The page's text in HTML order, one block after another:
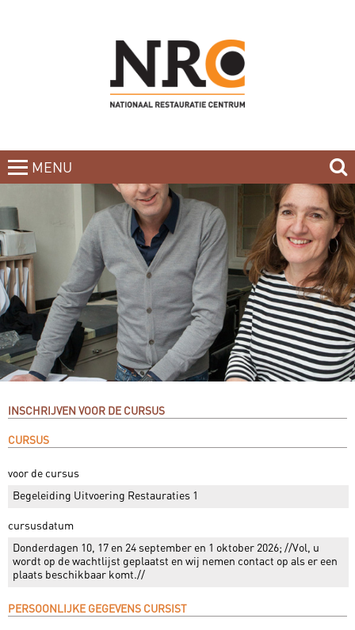
MENU
CLOSE
CURSUSAANBOD
BOEKEN
OVER DE DOCENTEN
INCOMPANY-CURSUS
BLOG
NIEUWSBRIEF
CONTACT
OVER ONS
PARTNERS
INSCHRIJVEN VOOR DE CURSUS
CURSUS
voor de cursus
Begeleiding Uitvoering Restauraties 1
cursusdatum
Donderdagen 10, 17 en 24 september en 1 oktober 2026; //Vol, u
wordt op de wachtlijst geplaatst en wij nemen contact op als er een
plaats beschikbaar komt.//
PERSOONLIJKE GEGEVENS CURSIST